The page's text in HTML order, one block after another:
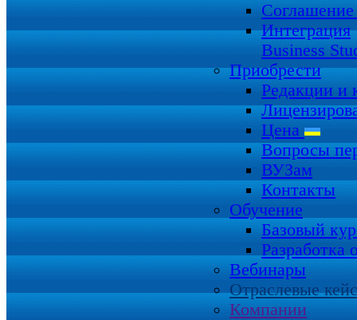
Интеграция
Business
Приобрести
Редакции и
Цена
Вопросы
ВУЗам
Контакты
Обучение
Базовый
Разработка
Вебинары
Отраслевые
Компании